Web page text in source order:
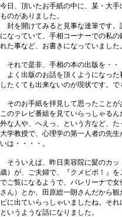
今日、頂いたお手紙の中に、某・大
ものがありました。
封を開けてみると見事な達筆です。
になっていて、手相コーナーでの私
れた事など、お書きになっていました。
それで是非、手相の本の出版を・・
よく出版のお話を頂くようになった
したくても出来ないのが現状です。
そのお手紙を拝見して思ったことが
このテレビ番組を見ていらっしゃる
外な人や、へえっ、という方など、た
大学教授で、心理学の第一人者の先
いは・・・・。
そういえば、昨日美容院に髪のカッ
歳）が、ご夫婦で、『クメピポ！』
でご覧になるようで、バレリーナで
さん）とか、田原総一朗さんだから
ビに出ていらっしゃいましたね。そ
というような話になりました。